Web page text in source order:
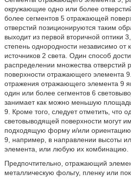
окружающие одно или более
более сегментов 5 отражающей
отверстий позиционируются таким
выходит из первой вторичной оптики
степень однородности независимо от
источников 2 света. Один способ
распределении множества отверстий
поверхности отражающего элемента
отражения отражающего элемента 9
один или более сегментов 6
занимает как можно меньшую
9. Кроме того, следует отметить, что
световыводящей поверхности могут
подходящую форму и/или
9, например, в направлении высоты
элемента, или любую их комбинацию.
Предпочтительно, отражающий
металлическую фольгу, пленку или